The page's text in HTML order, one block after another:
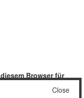
Browser für
Close